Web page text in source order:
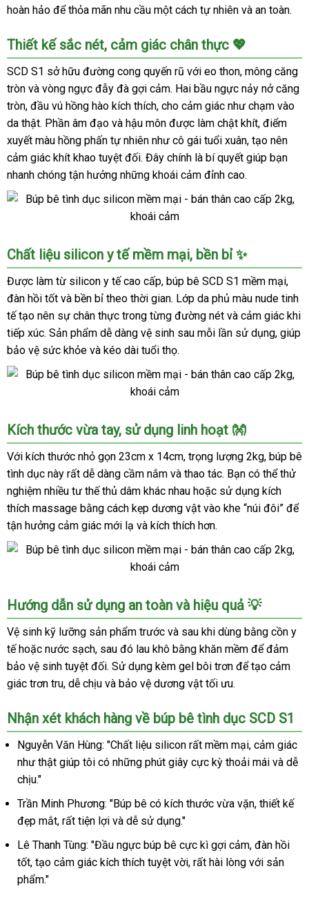
hoàn hảo để thỏa mãn nhu cầu một cách tự nhiên và an toàn.
Thiết kế sắc nét, cảm giác chân thực 💖
SCD S1 sở hữu đường cong quyến rũ với eo thon, mông căng
tròn và vòng ngực đẫy đà gợi cảm. Hai bầu ngực nảy nở căng
tròn, đầu vú hồng hào kích thích, cho cảm giác như chạm vào
da thật. Phần âm đạo và hậu môn được làm chật khít, điểm
xuyết màu hồng phấn tự nhiên như cô gái tuổi xuân, tạo nên
cảm giác khít khao tuyệt đối. Đây chính là bí quyết giúp bạn
nhanh chóng tận hưởng những khoái cảm đỉnh cao.
Búp
bê
tình
dục
silicon
mềm
mại
-
bán
thân
2kg,
khoái
cảm
Chất liệu silicon y tế mềm mại, bền bỉ ✨
Được làm từ silicon y tế cao cấp, búp bê SCD S1 mềm mại,
đàn hồi tốt và bền bỉ theo thời gian. Lớp da phủ màu nude tinh
tế tạo nên sự chân thực trong từng đường nét và cảm giác khi
tiếp xúc. Sản phẩm dễ dàng vệ sinh sau mỗi lần sử dụng, giúp
bảo vệ sức khỏe và kéo dài tuổi thọ.
Búp
bê
tình
dục
silicon
mềm
mại
-
bán
thân
2kg,
khoái
cảm
Kích thước vừa tay, sử dụng linh hoạt 👐
Với kích thước nhỏ gọn 23cm x 14cm, trọng lượng 2kg, búp bê
tình dục này rất dễ dàng cầm nắm và thao tác. Bạn có thể thử
nghiệm nhiều tư thế thủ dâm khác nhau hoặc sử dụng kích
thích massage bằng cách kẹp dương vật vào khe “núi đôi” để
tận hưởng cảm giác mới lạ và kích thích hơn.
Búp
bê
tình
dục
silicon
mềm
mại
bán
thân
cao
cấp
2kg,
cảm
Hướng dẫn sử dụng an toàn và hiệu quả 💡
Vệ sinh kỹ lưỡng sản phẩm trước và sau khi dùng bằng cồn y
tế hoặc nước sạch, sau đó lau khô bằng khăn mềm để đảm
bảo vệ sinh tuyệt đối. Sử dụng kèm gel bôi trơn để tạo cảm
giác trơn tru, dễ chịu và bảo vệ dương vật tối ưu.
Nhận xét khách hàng về búp bê tình dục SCD S1
Nguyễn Văn Hùng: "Chất liệu silicon rất mềm mại, cảm giác
như thật giúp tôi có những phút giây cực kỳ thoải mái và dễ
chịu."
Trần Minh Phương: "Búp bê có kích thước vừa vặn, thiết kế
đẹp mắt, rất tiện lợi và dễ sử dụng."
Lê Thanh Tùng: "Đầu ngực búp bê cực kì gợi cảm, đàn hồi
tốt, tạo cảm giác kích thích tuyệt vời, rất hài lòng với sản
phẩm."